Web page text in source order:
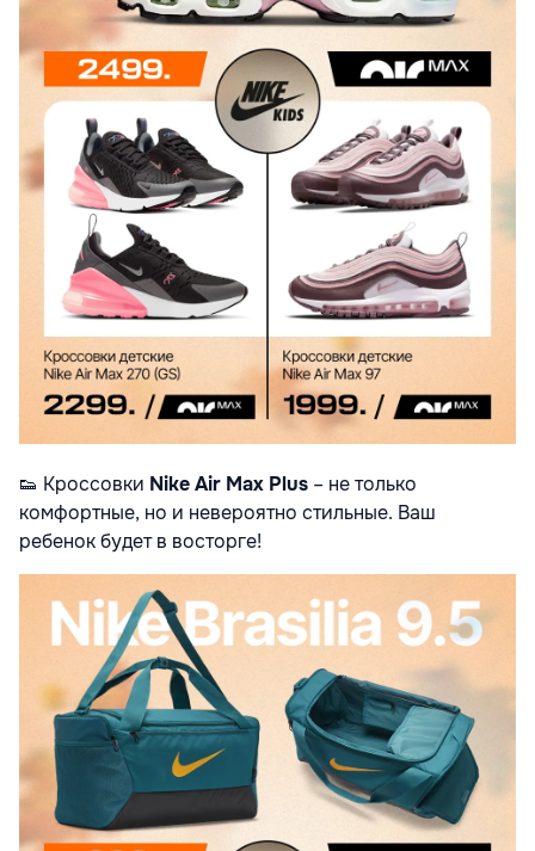
👟 Кроссовки Nike Air Max Plus – не только
комфортные, но и невероятно стильные. Ваш
ребенок будет в восторге!